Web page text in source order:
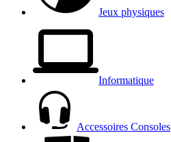
Jeux physiques
Informatique
Accessoires Consoles